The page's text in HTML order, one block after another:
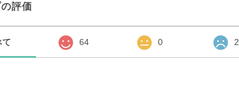
評価
て 64 0 2